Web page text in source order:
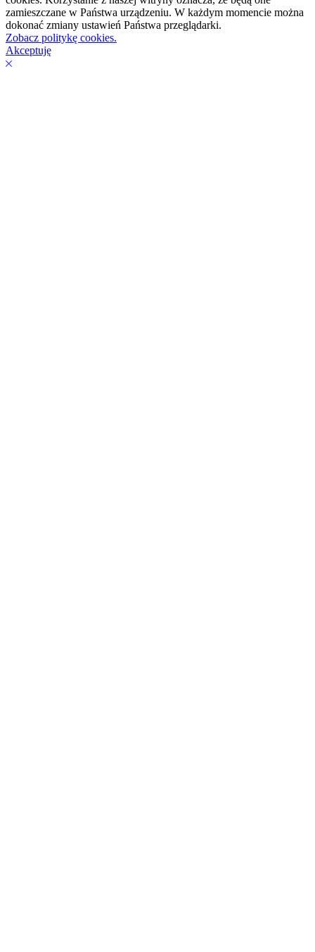
zamieszczane w Państwa urządzeniu. W każdym momencie można
dokonać zmiany ustawień Państwa przeglądarki.
Zobacz politykę cookies.
Akceptuję